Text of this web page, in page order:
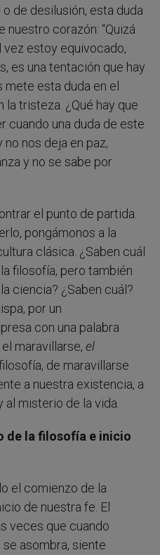
de desilusión, esta duda
nuestro corazón: “Quizá
vez estoy equivocado,
es una tentación que hay
mete esta duda en el
la tristeza. ¿Qué hay que
cuando una duda de este
nos deja en paz,
y no se sabe por
el punto de partida.
pongámonos a la
clásica. ¿Saben cuál
filosofía, pero también
ciencia? ¿Saben cuál?
por un
con una palabra
el maravillarse, el
de maravillarse
a nuestra existencia, a
al misterio de la vida.
de la filosofía e inicio
el comienzo de la
de nuestra fe. El
veces que cuando
asombra, siente